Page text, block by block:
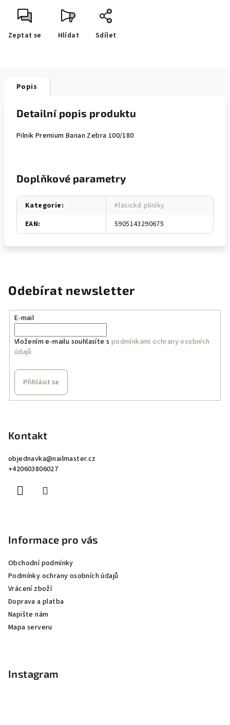
Zeptat se Hlídat Sdílet
Popis
Detailní popis produktu
Pilnik Premium Banan Zebra 100/180
Doplňkové parametry
Kategorie:
Klasické pilníky
EAN: 5905143290675
Odebírat newsletter
E-mail
Vložením e-mailu souhlasíte s podmínkami ochrany osobních
údajů
Přihlásit se
Kontakt
objednavka@nailmaster.cz
+420603806027
Informace pro vás
Obchodní podmínky
Podmínky ochrany osobních údajů
Vrácení zboží
Doprava a platba
Napište nám
Mapa serveru
Instagram